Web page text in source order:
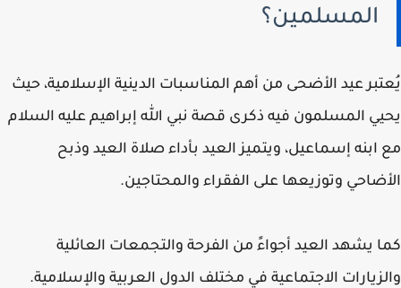
المسلمين؟
عيد الأضحى من أهم المناسبات الدينية الإسلامية، حيث
المسلمون فيه ذكرى قصة نبي الله إبراهيم عليه السلام
إسماعيل، ويتميز العيد بأداء صلاة العيد وذبح
وتوزيعها على الفقراء والمحتاجين.
يشهد العيد أجواءً من الفرحة والتجمعات العائلية
الاجتماعية في مختلف الدول العربية والإسلامية.